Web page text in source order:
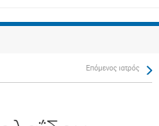
Επόμενος ιατρός